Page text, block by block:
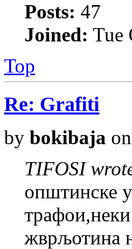
Posts: 47
Joined: Tue
Top
Re: Grafiti
by bokibaja
TIFOSI
општинске
жврљотина